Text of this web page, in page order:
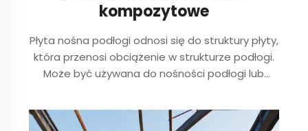
kompozytowe
Płyta nośna podłogi odnosi się do struktury płyty,
która przenosi obciążenie w strukturze podłogi.
Może być używana do nośności podłogi lub
wsparcie i funkcje przenoszenia obciążeń
pionowych, wytrzymać dużą ilość...